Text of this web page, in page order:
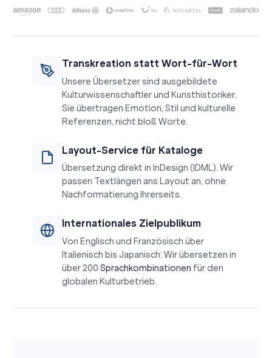
Transkreation statt Wort-für-Wort
Unsere Übersetzer sind ausgebildete
Kulturwissenschaftler und Kunsthistoriker.
Sie übertragen Emotion, Stil und kulturelle
Referenzen, nicht bloß Worte.
Layout-Service für Kataloge
Übersetzung direkt in InDesign (IDML). Wir
passen Textlängen ans Layout an, ohne
Nachformatierung Ihrerseits.
Internationales Zielpublikum
Von Englisch und Französisch über
Italienisch bis Japanisch: Wir übersetzen in
über 200Sprachkombinationen für den
globalen Kulturbetrieb.